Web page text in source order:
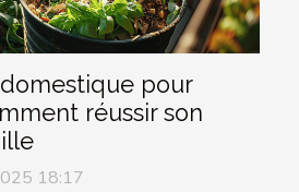
pour
réussir son
18:17